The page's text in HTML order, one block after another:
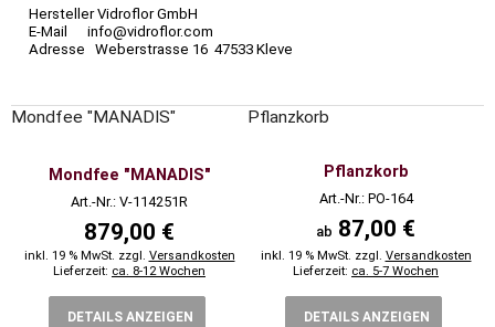
Hersteller Vidroflor GmbH
E-Mail info@vidroflor.com
Adresse Weberstrasse 16 47533 Kleve
Mondfee "MANADIS"
Mondfee "MANADIS"
Art.-Nr.: V-114251R
879,00 €
inkl. 19 % MwSt. zzgl. Versandkosten
Lieferzeit: ca. 8-12 Wochen
DETAILS ANZEIGEN
Pflanzkorb
Pflanzkorb
Art.-Nr.: PO-164
ab 87,00 €
inkl. 19 % MwSt. zzgl. Versandkosten
Lieferzeit: ca. 5-7 Wochen
DETAILS ANZEIGEN